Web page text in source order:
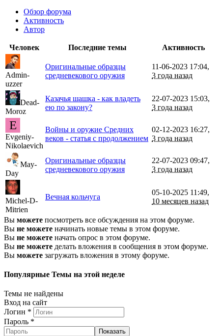
Обзор форума
Активность
Автор
Человек Последние темы Активность
Admin-
uzzer
Оригинальные образцы
средневекового оружия
11-06-2023 17:04,
3 года назад
Dead-
Moroz
Казачья шашка - как владеть
ею по закону?
22-07-2023 15:03,
3 года назад
E
Evgeniy-
Nikolaevich
Войны и оружие Средних
веков - статья с продолжением
02-12-2023 16:27,
3 года назад
May-
Day
Оригинальные образцы
средневекового оружия
22-07-2023 09:47,
3 года назад
Michel-D-
Mitrien
Вечная кольчуга
05-10-2025 11:49,
10 месяцев назад
Вы можете посмотреть все обсуждения на этом форуме.
Вы не можете начинать новые темы в этом форуме.
Вы не можете начать опрос в этом форуме.
Вы не можете делать вложения в сообщения в этом форуме.
Вы можете загружать вложения в этому форуме.
Популярные Темы на этой неделе
Темы не найдены
Вход на сайт
Логин *
Пароль *
Показать